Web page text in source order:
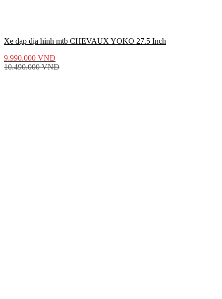
Xe đạp địa hình mtb CHEVAUX YOKO 27.5 Inch
9.990.000 VNĐ
10.490.000VNĐ